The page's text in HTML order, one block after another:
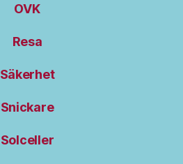
OVK
Resa
Säkerhet
Snickare
Solceller